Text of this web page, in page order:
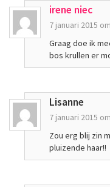
irene niec
7 januari 2015
Graag doe ik
bos krullen er
Lisanne
7 januari 2015
Zou erg blij zin
pluizende haar!!